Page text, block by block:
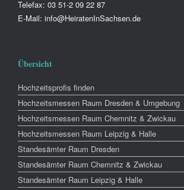
Telefax: 03 51-2 09 22 87
E-Mail: info@HeiratenInSachsen.de
Übersicht
Hochzeitsprofis finden
Hochzeitsmessen Raum Dresden & Umgebung
Hochzeitsmessen Raum Chemnitz & Zwickau
Hochzeitsmessen Raum Leipzig & Halle
Standesämter Raum Dresden
Standesämter Raum Chemnitz & Zwickau
Standesämter Raum Leipzig & Halle